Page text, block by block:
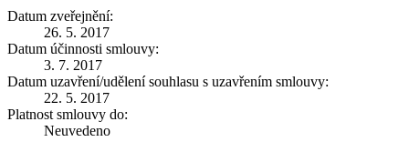
Datum zveřejnění:
26. 5. 2017
Datum účinnosti smlouvy:
3. 7. 2017
Datum uzavření/udělení souhlasu s uzavřením smlouvy:
22. 5. 2017
Platnost smlouvy do:
Neuvedeno